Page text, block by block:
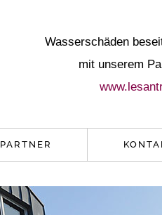
Wasserschäden
mit unserem
PARTNER